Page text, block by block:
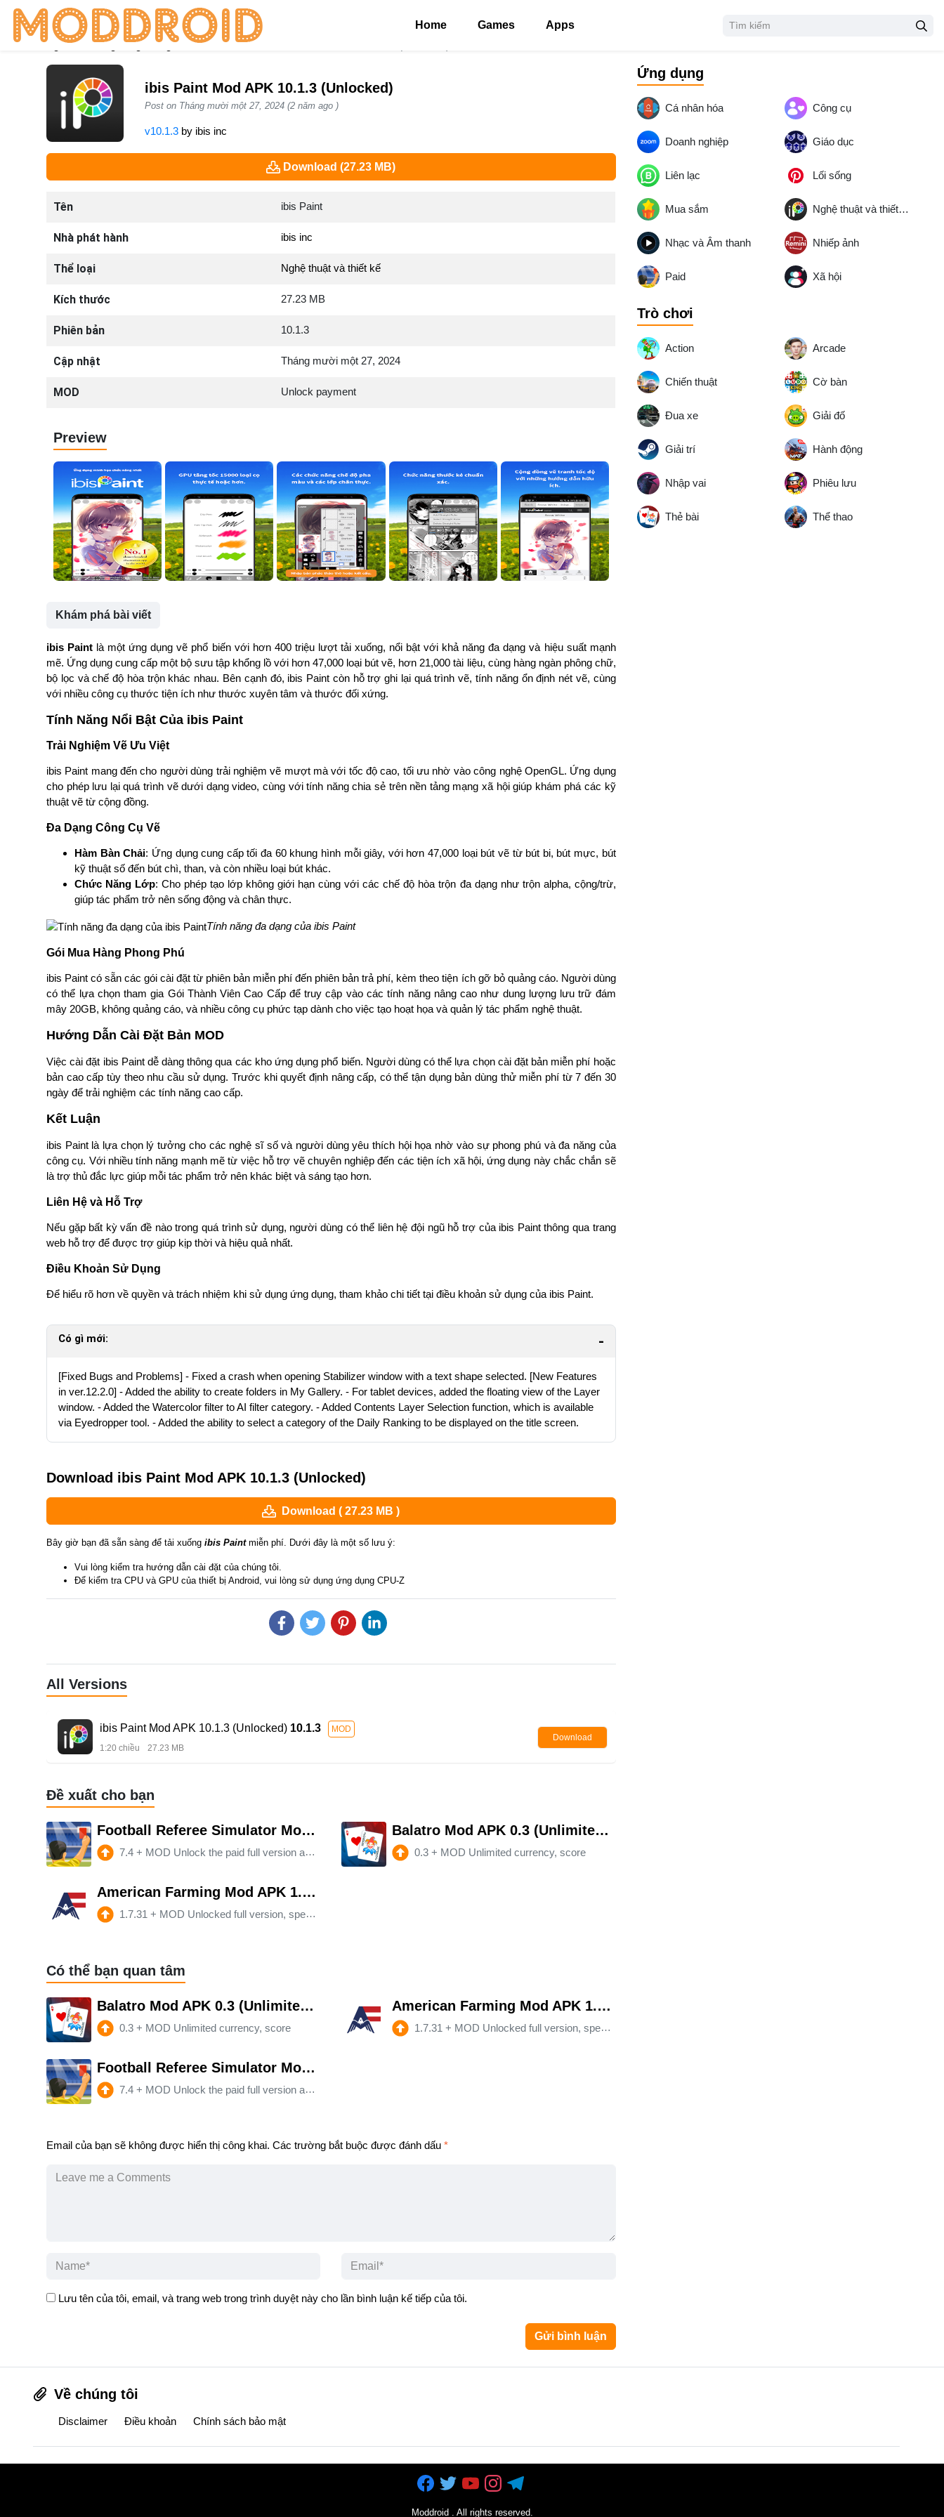
Home Games
Apps
Trang chủ
Ứng dụng Nghệ thuật và thiết kế
ibis Paint Mod APK 10.1.3 (Unlocked)
Post on Tháng mười một 27, 2024 (2 năm ago )
v10.1.3 by ibis inc
Download (27.23 MB)
Tên ibis Paint
Nhà phát hành ibis inc
Thể loại Nghệ thuật và thiết kế
Kích thước 27.23 MB
Phiên bản 10.1.3
Cập nhật Tháng mười một 27, 2024
MOD Unlock payment
Preview
Khám phá bài viết
ibis Paint là một ứng dụng vẽ phổ biến với hơn 400 triệu lượt tải xuống, nổi bật với khả năng đa dạng và hiệu suất mạnh
mẽ. Ứng dụng cung cấp một bộ sưu tập khổng lồ với hơn 47,000 loại bút vẽ, hơn 21,000 tài liệu, cùng hàng ngàn phông chữ,
bộ lọc và chế độ hòa trộn khác nhau. Bên cạnh đó, ibis Paint còn hỗ trợ ghi lại quá trình vẽ, tính năng ổn định nét vẽ, cùng
với nhiều công cụ thước tiện ích như thước xuyên tâm và thước đối xứng.
Tính Năng Nổi Bật Của ibis Paint
Trải Nghiệm Vẽ Ưu Việt
ibis Paint mang đến cho người dùng trải nghiệm vẽ mượt mà với tốc độ cao, tối ưu nhờ vào công nghệ OpenGL. Ứng dụng
cho phép lưu lại quá trình vẽ dưới dạng video, cùng với tính năng chia sẻ trên nền tảng mạng xã hội giúp khám phá các kỹ
thuật vẽ từ cộng đồng.
Đa Dạng Công Cụ Vẽ
Hàm Bàn Chải: Ứng dụng cung cấp tối đa 60 khung hình mỗi giây, với hơn 47,000 loại bút vẽ từ bút bi, bút mực, bút
kỹ thuật số đến bút chì, than, và còn nhiều loại bút khác.
Chức Năng Lớp: Cho phép tạo lớp không giới hạn cùng với các chế độ hòa trộn đa dạng như trộn alpha, cộng/trừ,
giúp tác phẩm trở nên sống động và chân thực.
Tính năng đa dạng của ibis Paint
Gói Mua Hàng Phong Phú
ibis Paint có sẵn các gói cài đặt từ phiên bản miễn phí đến phiên bản trả phí, kèm theo tiện ích gỡ bỏ quảng cáo. Người dùng
có thể lựa chọn tham gia Gói Thành Viên Cao Cấp để truy cập vào các tính năng nâng cao như dung lượng lưu trữ đám
mây 20GB, không quảng cáo, và nhiều công cụ phức tạp dành cho việc tạo hoạt họa và quản lý tác phẩm nghệ thuật.
Hướng Dẫn Cài Đặt Bản MOD
Việc cài đặt ibis Paint dễ dàng thông qua các kho ứng dụng phổ biến. Người dùng có thể lựa chọn cài đặt bản miễn phí hoặc
bản cao cấp tùy theo nhu cầu sử dụng. Trước khi quyết định nâng cấp, có thể tận dụng bản dùng thử miễn phí từ 7 đến 30
ngày để trải nghiệm các tính năng cao cấp.
Kết Luận
ibis Paint là lựa chọn lý tưởng cho các nghệ sĩ số và người dùng yêu thích hội họa nhờ vào sự phong phú và đa năng của
công cụ. Với nhiều tính năng mạnh mẽ từ việc hỗ trợ vẽ chuyên nghiệp đến các tiện ích xã hội, ứng dụng này chắc chắn sẽ
là trợ thủ đắc lực giúp mỗi tác phẩm trở nên khác biệt và sáng tạo hơn.
Liên Hệ và Hỗ Trợ
Nếu gặp bất kỳ vấn đề nào trong quá trình sử dụng, người dùng có thể liên hệ đội ngũ hỗ trợ của ibis Paint thông qua trang
web hỗ trợ để được trợ giúp kịp thời và hiệu quả nhất.
Điều Khoản Sử Dụng
Để hiểu rõ hơn về quyền và trách nhiệm khi sử dụng ứng dụng, tham khảo chi tiết tại điều khoản sử dụng của ibis Paint.
Có gì mới:
[Fixed Bugs and Problems] - Fixed a crash when opening Stabilizer window with a text shape selected. [New Features
in ver.12.2.0] - Added the ability to create folders in My Gallery. - For tablet devices, added the floating view of the Layer
window. - Added the Watercolor filter to AI filter category. - Added Contents Layer Selection function, which is available
via Eyedropper tool. - Added the ability to select a category of the Daily Ranking to be displayed on the title screen.
Download ibis Paint Mod APK 10.1.3 (Unlocked)
Download ( 27.23 MB )
Bây giờ bạn đã sẵn sàng để tải xuống ibis Paintmiễn phí. Dưới đây là một số lưu ý:
Vui lòng kiểm tra hướng dẫn cài đặt của chúng tôi.
Để kiểm tra CPU và GPU của thiết bị Android, vui lòng sử dụng ứng dụng CPU-Z
All Versions
ibis Paint Mod APK 10.1.3 (Unlocked) 10.1.3
MOD
1:20 chiều
27.23 MB
Download
Đề xuất cho bạn
Football Referee Simulator Mod APK 7.4 (Paid for free)(Unlocked)(Full)(Mod speed)
7.4 + MOD Unlock the paid full version and speed hack
Balatro Mod APK 0.3 (Unlimited money)
0.3 + MOD Unlimited currency, score
American Farming Mod APK 1.7.31 (Unlimited money)(Unlocked)(Full)
1.7.31 + MOD Unlocked full version, spend money without reduction.（play offline）
Có thể bạn quan tâm
Balatro Mod APK 0.3 (Unlimited money)
0.3 + MOD Unlimited currency, score
American Farming Mod APK 1.7.31 (Unlimited money)(Unlocked)(Full)
1.7.31 + MOD Unlocked full version, spend money without reduction.（play offline）
Football Referee Simulator Mod APK 7.4 (Paid for free)(Unlocked)(Full)(Mod speed)
7.4 + MOD Unlock the paid full version and speed hack
Email của bạn sẽ không được hiển thị công khai. Các trường bắt buộc được đánh dấu *
Lưu tên của tôi, email, và trang web trong trình duyệt này cho lần bình luận kế tiếp của tôi.
Ứng dụng
Cá nhân hóa Công cụ
Doanh nghiệp Giáo dục
Liên lạc Lối sống
Mua sắm Nghệ thuật và thiết kế
Nhạc và Âm thanh Nhiếp ảnh
Paid Xã hội
Trò chơi
Action Arcade
Chiến thuật Cờ bàn
Đua xe Giải đố
Giải trí Hành động
Nhập vai Phiêu lưu
Thẻ bài Thể thao
Về chúng tôi
Disclaimer Điều khoản Chính sách bảo mật
Moddroid. All rights reserved.